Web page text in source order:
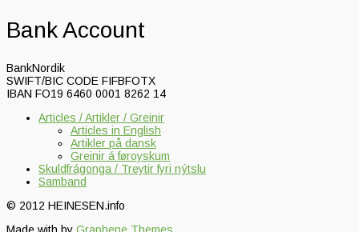
Bank Account
BankNordik
SWIFT/BIC CODE FIFBFOTX
IBAN FO19 6460 0001 8262 14
Articles / Artikler / Greinir
Articles in English
Artikler på dansk
Greinir á føroyskum
Skuldfrágonga / Treytir fyri nýtslu
Samband
© 2012 HEINESEN.info